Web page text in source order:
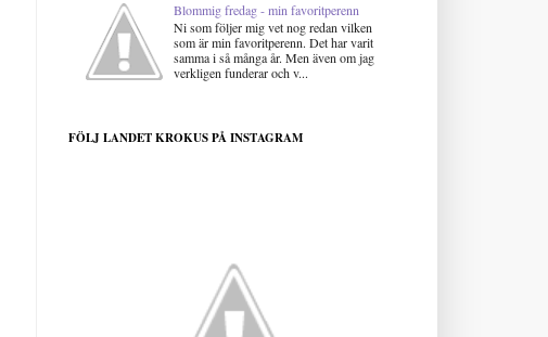
Blommig fredag - min favoritperenn
Ni som följer mig vet nog redan vilken
som är min favoritperenn. Det har varit
samma i så många år. Men även om jag
verkligen funderar och v...
FÖLJ LANDET KROKUS PÅ INSTAGRAM